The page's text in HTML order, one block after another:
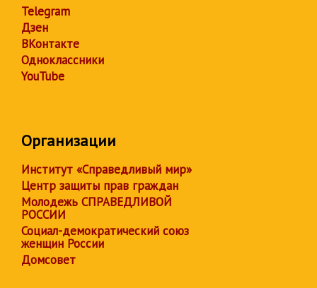
Telegram
Дзен
ВКонтакте
Одноклассники
YouTube
Организации
Институт «Справедливый мир»
Центр защиты прав граждан
Молодежь СПРАВЕДЛИВОЙ
РОССИИ
Социал-демократический союз
женщин России
Домсовет